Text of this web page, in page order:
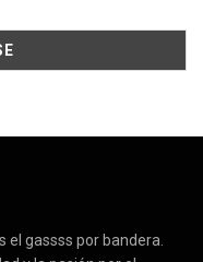
el gassss por bandera.